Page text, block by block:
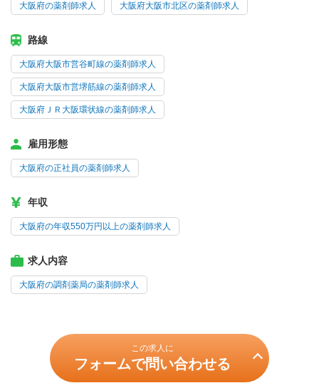
大阪府の薬剤師求人 大阪府大阪市北区の薬剤師求人
路線
大阪府大阪市営谷町線の薬剤師求人
大阪府大阪市営堺筋線の薬剤師求人
大阪府ＪＲ大阪環状線の薬剤師求人
雇用形態
大阪府の正社員の薬剤師求人
年収
大阪府の年収550万円以上の薬剤師求人
求人内容
大阪府の調剤薬局の薬剤師求人
この求人に
フォームで問い合わせる